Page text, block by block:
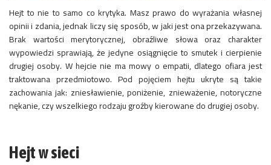
Hejt to nie to samo co krytyka. Masz prawo do wyrażania własnej
opinii i zdania, jednak liczy się sposób, w jaki jest ona przekazywana.
Brak wartości merytorycznej, obraźliwe słowa oraz charakter
wypowiedzi sprawiają, że jedyne osiągnięcie to smutek i cierpienie
drugiej osoby. W hejcie nie ma mowy o empatii, dlatego ofiara jest
traktowana przedmiotowo. Pod pojęciem hejtu ukryte są takie
zachowania jak: zniesławienie, poniżenie, znieważenie, notoryczne
nękanie, czy wszelkiego rodzaju groźby kierowane do drugiej osoby.
Hejt w sieci